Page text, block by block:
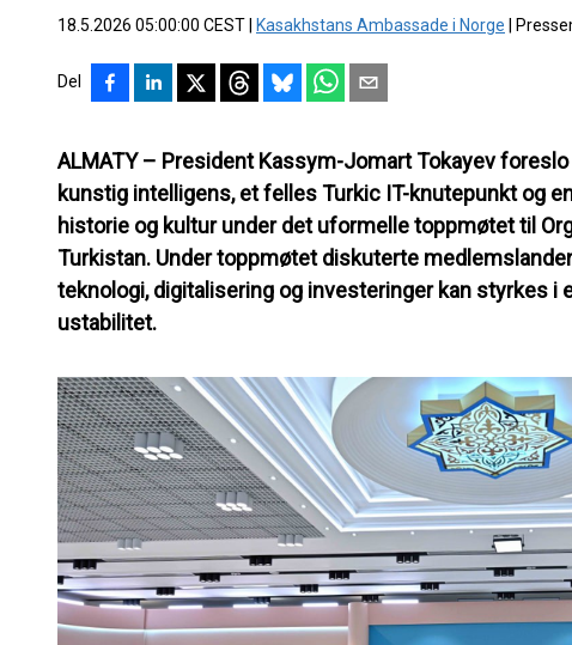
18.5.2026 05:00:00 CEST Kasakhstans Ambassade i Norge
Del
ALMATY – President Kassym-Jomart Tokayev
kunstig intelligens, et felles Turkic IT-knutepunkt og
historie og kultur under det uformelle toppmøtet til
Turkistan. Under toppmøtet diskuterte
teknologi, digitalisering og investeringer kan styrkes i
ustabilitet.